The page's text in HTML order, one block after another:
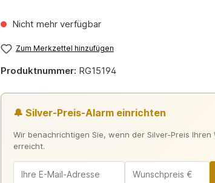
Nicht mehr verfügbar
Zum Merkzettel hinzufügen
Produktnummer: RG15194
🔔 Silver-Preis-Alarm einrichten
Wir benachrichtigen Sie, wenn der Silver-Preis Ihren
erreicht.